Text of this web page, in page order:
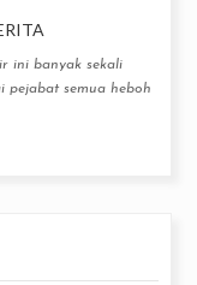
ini banyak sekali
pejabat semua heboh